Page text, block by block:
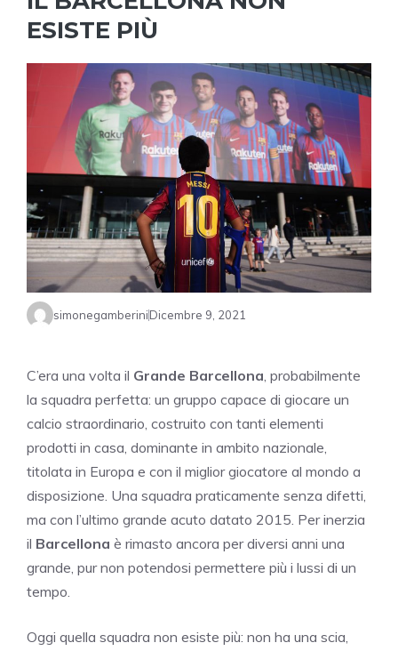
ESISTE PIÙ
simonegamberiniDicembre 9, 2021
C’era una volta il Grande Barcellona, probabilmente
la squadra perfetta: un gruppo capace di giocare un
calcio straordinario, costruito con tanti elementi
prodotti in casa, dominante in ambito nazionale,
titolata in Europa e con il miglior giocatore al mondo a
disposizione. Una squadra praticamente senza difetti,
ma con l’ultimo grande acuto datato 2015. Per inerzia
il Barcellona è rimasto ancora per diversi anni una
grande, pur non potendosi permettere più i lussi di un
tempo.
Oggi quella squadra non esiste più: non ha una scia,